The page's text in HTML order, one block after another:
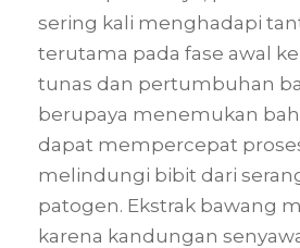
sering kali menghadapi
terutama pada fase awal
tunas dan pertumbuhan
berupaya menemukan
dapat mempercepat
melindungi bibit dari
patogen. Ekstrak bawang
karena kandungan